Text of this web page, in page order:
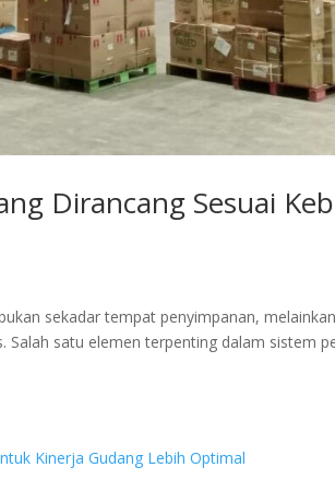
Dirancang Sesuai
sekadar tempat penyimpanan,
Salah satu elemen terpenting dalam sistem